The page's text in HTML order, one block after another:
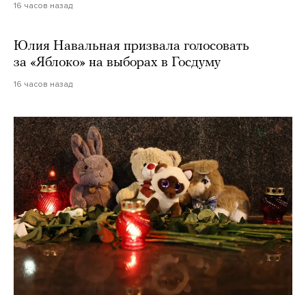
16 часов назад
Юлия Навальная призвала голосовать
за «Яблоко» на выборах в Госдуму
16 часов назад